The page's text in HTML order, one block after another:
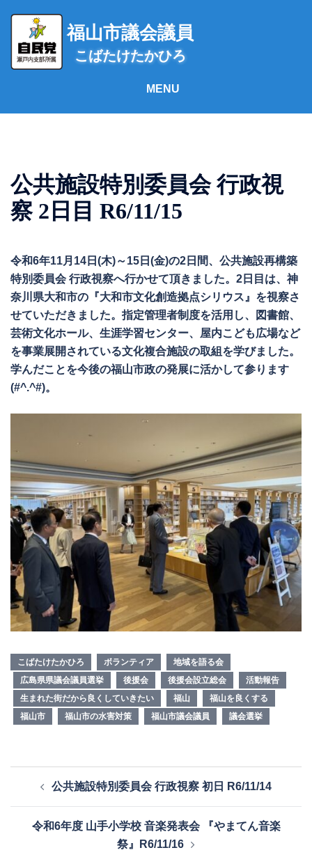
ス
福山市議会議員
こばたけたかひろ
公共施設特別委員会 行政視
察 2日目 R6/11/15
令和6年11月14日(木)～15日(金)の2日間、公共施設再構築
特別委員会 行政視察へ行かせて頂きました。2日目は、神
奈川県大和市の『大和市文化創造拠点シリウス』を視察さ
せていただきました。指定管理者制度を活用し、図書館、
芸術文化ホール、生涯学習センター、屋内こども広場など
を事業展開されている文化複合施設の取組を学びました。
学んだことを今後の福山市政の発展に活かして参ります
(#^.^#)。
こばたけたかひろ ボランティア
地域を語る会
広島県県議会議員選挙
後援会 後援会設立総会
活動報告
生まれた街だから良くしていきたい
福山
福山を良くする
福山市
福山市の水害対策 福山市議会議員 議会選挙
公共施設特別委員会 行政視察 初日 R6/11/14
令和6年度 山手小学校 音楽発表会 『やまてん音楽
祭』R6/11/16